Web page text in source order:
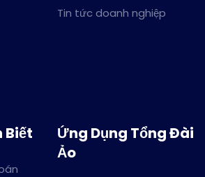
Tin tức doanh nghiệp
Biết
Ứng Dụng Tổng Đài
Ảo